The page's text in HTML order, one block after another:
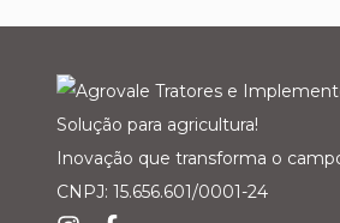
Solução para agricultura!
Inovação que transforma o
CNPJ: 15.656.601/0001-24